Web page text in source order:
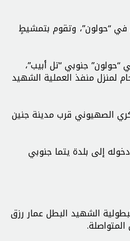
“حولون”، وتقوم بتمشيطٍ
جنوبي “تل أبيب”،
لمنزل منفذ العملية الشهيد
الصهيوني قرب مدينة جنين
إلى بلدة يتما جنوبي
الشهيد البطل عمار رزق